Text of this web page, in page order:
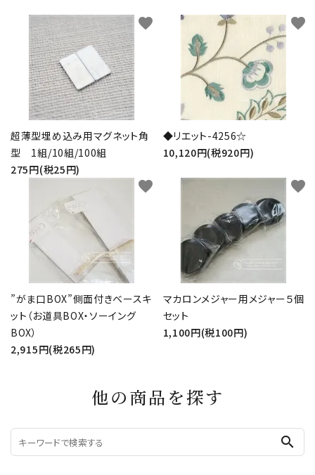
超薄型埋め込み用マグネット角
型 1組/10組/100組
275円(税25円)
favorite
◆リエット-4256☆
10,120円(税920円)
favorite
”がま口BOX”側面付きベースキ
ット（お道具BOX・ソーイング
BOX）
2,915円(税265円)
favorite
マカロンメジャー用メジャー５個
セット
1,100円(税100円)
favorite
他の商品を探す
search